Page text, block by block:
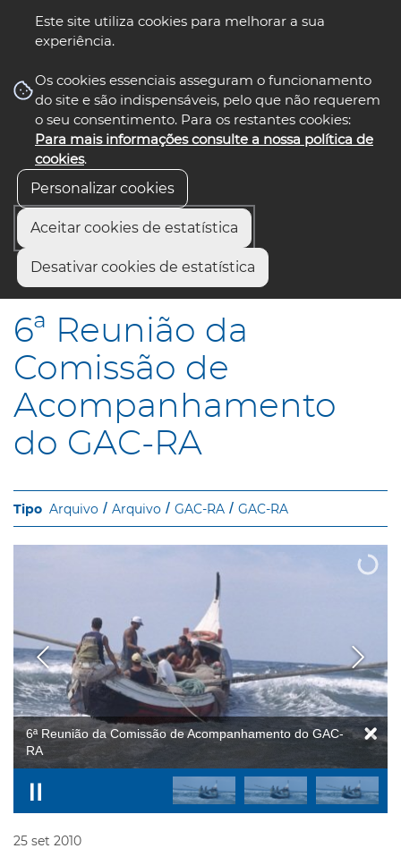
Este site utiliza cookies para melhorar a sua
experiência.
Os cookies essenciais asseguram o funcionamento
do site e são indispensáveis, pelo que não requerem
o seu consentimento. Para os restantes cookies:
Para mais informações consulte a nossa política de
cookies.
Personalizar cookies
Aceitar cookies de estatística
Desativar cookies de estatística
nos select language
Início
6ª Reunião da Comissão de Acompanhamento do GAC-RA
6ª Reunião da
Comissão de
Acompanhamento
do GAC-RA
Arquivo Arquivo GAC-RA GAC-RA
6ª Reunião da Comissão de Acompanhamento do GAC-
RA
25 set 2010